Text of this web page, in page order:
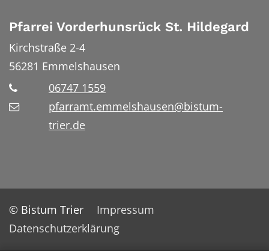
Pfarrei Vorderhunsrück St. Hildegard
Kirchstraße 2-4
56281 Emmelshausen
06747 1559
pfarramt.emmelshausen@bistum-
trier.de
© Bistum Trier
Impressum
Datenschutzerklärung